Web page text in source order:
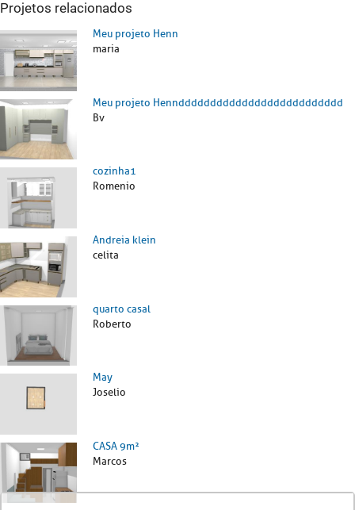
Projetos relacionados
Meu projeto Henn
maria
Meu projeto Henndddddddddddddddddddddddddd
Bv
cozinha1
Romenio
Andreia klein
celita
quarto casal
Roberto
May
Joselio
CASA 9m²
Marcos